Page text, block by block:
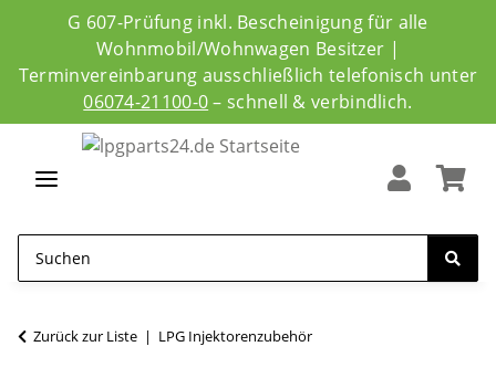
G 607-Prüfung inkl. Bescheinigung für alle
Wohnmobil/Wohnwagen Besitzer |
Terminvereinbarung ausschließlich telefonisch unter
06074-21100-0– schnell & verbindlich.
Zurück zur Liste LPG Injektorenzubehör